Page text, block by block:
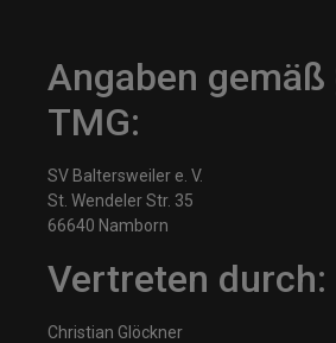
Angaben gemäß
TMG:
SV Baltersweiler e. V.
St. Wendeler Str. 35
66640 Namborn
Vertreten durch:
Christian Glöckner